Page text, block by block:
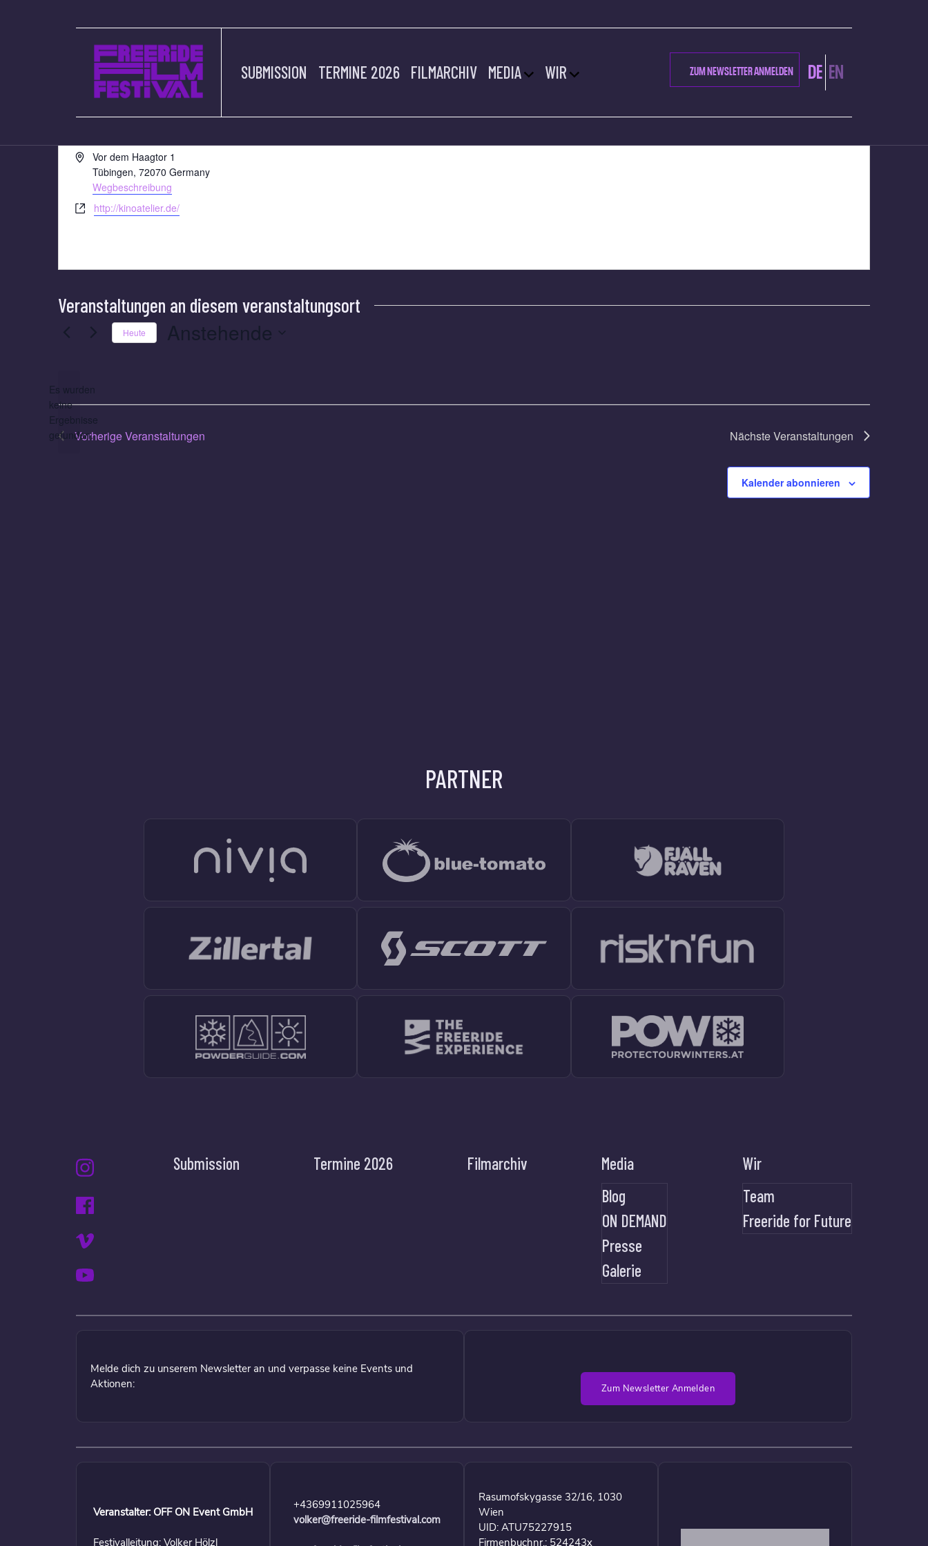
SUBMISSION TERMINE 2026 FILMARCHIV MEDIA WIR ZUM NEWSLETTER ANMELDEN DE EN
KINO ATELIER
AdresseVor dem Haagtor 1
Tübingen, 72070 Germany
Wegbeschreibung
Webseitehttp://kinoatelier.de/
Veranstaltungen an diesem veranstaltungsort
Hinweis
Es wurden
keine
Ergebnisse
gefunden.
Heute Anstehende
VorherigeVeranstaltungen NächsteVeranstaltungen
Kalender abonnieren
PARTNER
Submission Termine 2026 Filmarchiv
Media
Blog
ON DEMAND
Presse
Galerie
Wir
Team
Freeride for Future
Melde dich zu unserem Newsletter an und verpasse keine Events und
Aktionen:
Zum Newsletter Anmelden
Veranstalter: OFF ON Event GmbH
Festivalleitung: Volker Hölzl
+4369911025964
volker@freeride-filmfestival.com
Rasumofskygasse 32/16, 1030
Wien
UID: ATU75227915
Firmenbuchnr.: 524243x